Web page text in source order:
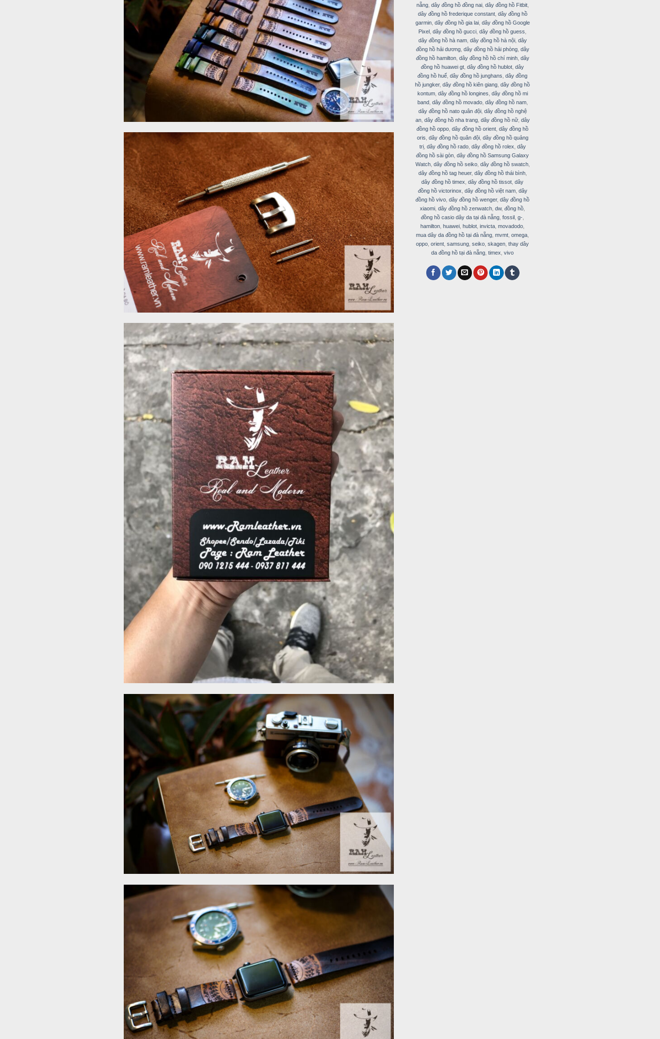
nẵng, dây đồng hồ đồng nai, dây đồng hồ Fitbit,
dây đồng hồ frederique constant, dây đồng hồ
garmin, dây đồng hồ gia lai, dây đồng hồ Google
Pixel
dây đồng hồ gucci dây đồng hồ guess
dây đồng hồ hà nam, dây đồng hồ hà nội, dây
đồng hồ hải dương, dây đồng hồ hải phòng, dây
đồng hồ hamilton, dây đồng hồ hồ chí minh, dây
đồng hồ huawei gt dây đồng hồ hublot dây
đồng hồ huế dây đồng hồ junghans dây đồng
hồ jungker, dây đồng hồ kiên giang dây đồng hồ
kontum, dây đồng hồ longines dây đồng hồ mi
band dây đồng hồ movado, dây đồng hồ nam,
dây đồng hồ nato quân đội, dây đồng hồ nghệ
an, dây đồng hồ nha trang, dây đồng hồ nữ, dây
đồng hồ oppo dây đồng hồ orient dây đồng hồ
oris dây đồng hồ quân đội, dây đồng hồ quảng
trị, dây đồng hồ rado, dây đồng hồ rolex dây
đồng hồ sài gòn dây đồng hồ Samsung Galaxy
Watch, dây đồng hồ seiko, dây đồng hồ swatch,
dây đồng hồ tag heuer, dây đồng hồ thái bình,
dây đồng hồ timex dây đồng hồ tissot dây
đồng hồ victorinox dây đồng hồ việt nam, dây
đồng hồ vivo dây đồng hồ wenger, dây đồng hồ
xiaomi dây đồng hồ zenwatch dw, đồng hồ
đồng hồ casio dây da tại đà nẵng fossil g-
hamilton huawei hublot invicta movadodo
mua dây da đồng hồ tại đà nẵng mvmt omega
oppo orient samsung seiko skagen thay dây
da đồng hồ tại đà nẵng timex vivo